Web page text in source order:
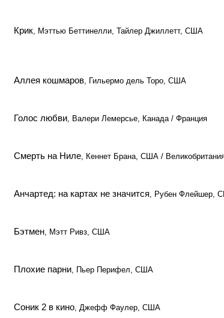
Крик, Мэттью Беттинелли, Тайлер Джиллетт, США
Аллея кошмаров, Гильермо дель Торо, США
Голос любви, Валери Лемерсье, Канада / Франция
Смерть на Ниле, Кеннет Брана, США /
Анчартед: на картах не значится, Рубен Флейшер,
Бэтмен, Мэтт Ривз, США
Плохие парни, Пьер Перифел, США
Соник 2 в кино, Джефф Фаулер, США